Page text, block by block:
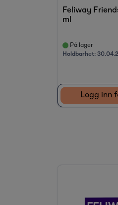
Feliway
ml
På lager
Holdbarhet:
Logg inn